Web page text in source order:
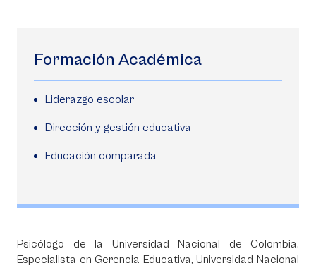
Formación Académica
Liderazgo escolar
Dirección y gestión educativa
Educación comparada
Psicólogo de la Universidad Nacional de Colombia.
Especialista en Gerencia Educativa, Universidad Nacional